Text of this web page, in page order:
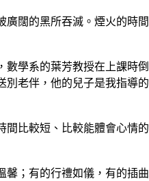
闊的黑所吞滅。煙火的時
學系的葉芳教授在上課時
老伴，他的兒子是我指導
比較短、比較能體會心情
；有的行禮如儀，有的插